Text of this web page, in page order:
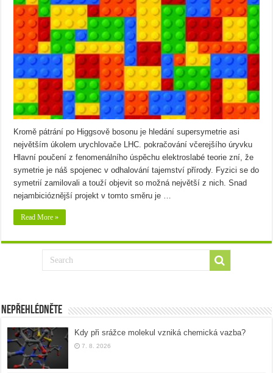
Kromě pátrání po Higgsově bosonu je hledání supersymetrie asi
největším úkolem urychlovače LHC. pokračování včerejšího úryvku
Hlavní poučení z fenomenálního úspěchu elektroslabé teorie zní, že
symetrie je náš spojenec v odhalování tajemství přírody. Fyzici se do
symetrií zamilovali a touží objevit so možná největší z nich. Snad
nejambicióznější projekt v tomto směru je …
Read More »
Nepřehlédněte
Kdy při srážce molekul vzniká chemická vazba?
7. 8. 2026